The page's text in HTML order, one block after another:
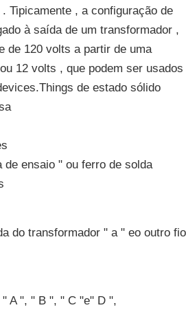
Tipicamente , a configuração de
à saída de um transformador ,
de 120 volts a partir de uma
12 volts , que podem ser usados
de estado sólido
de ensaio " ou ferro de solda
do transformador " a " eo outro fio
A ", " B ", " C "e" D ",